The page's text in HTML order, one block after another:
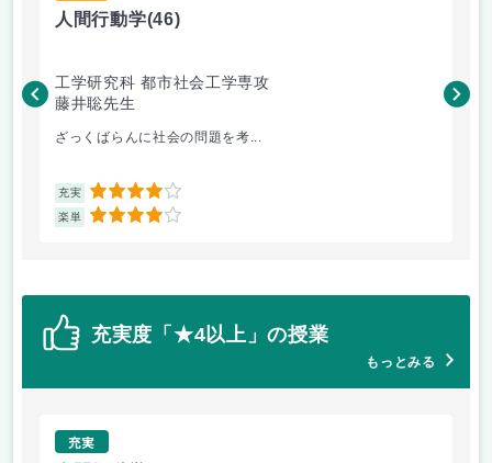
人間行動学(46)
工学研究科 都市社会工学専攻
藤井聡先生
ざっくばらんに社会の問題を考...
充実 4
楽単 4
藤
充実度「★4以上」の授業
もっとみる
充実